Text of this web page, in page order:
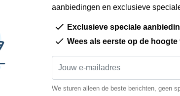
aanbiedingen en exclusieve
Exclusieve speciale
Wees als eerste op de hoogte
We sturen alleen de beste berichten, geen